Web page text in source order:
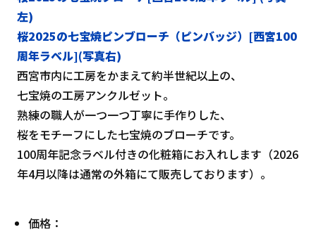
左)
桜2025の七宝焼ピンブローチ（ピンバッジ）[西宮100
周年ラベル](写真右)
西宮市内に工房をかまえて約半世紀以上の、
七宝焼の工房アンクルゼット。
熟練の職人が一つ一つ丁寧に手作りした、
桜をモチーフにした七宝焼のブローチです。
100周年記念ラベル付きの化粧箱にお入れします（2026
年4月以降は通常の外箱にて販売しております）。
価格：